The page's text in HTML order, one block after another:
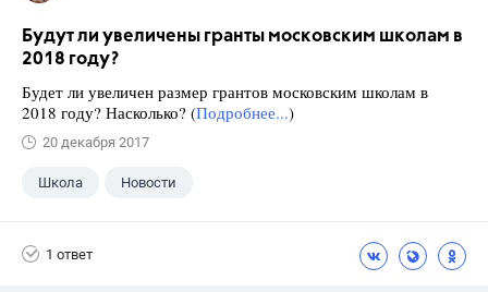
Будут ли увеличены гранты московским школам в
2018 году?
Будет ли увеличен размер грантов московским школам в
2018 году? Насколько? (Подробнее...)
20 декабря 2017
Школа Новости
1 ответ